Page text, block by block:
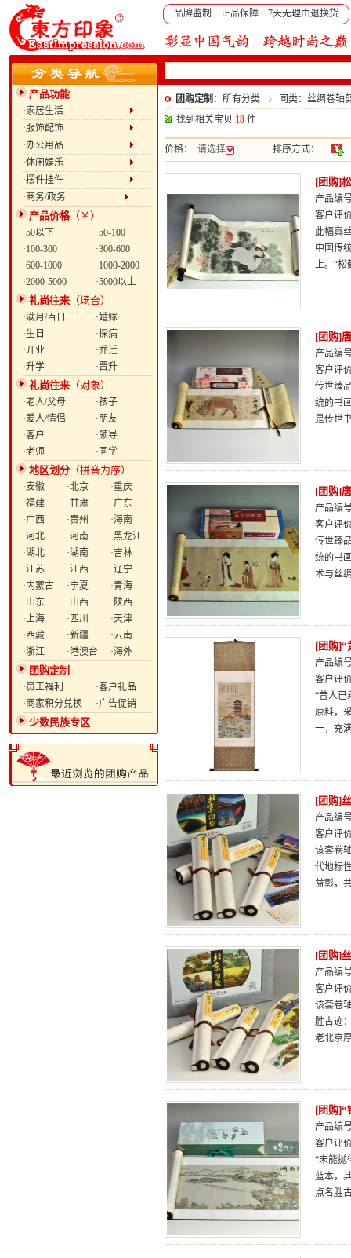
品牌监制 正品保障 7天无理由退换货
产品功能
·家居生活
·服饰配饰
·办公用品
·休闲娱乐
·摆件挂件
·商务/政务
产品价格（￥）
·50以下
·50-100
·100-300
·300-600
·600-1000
·1000-2000
·2000-5000
·5000以上
礼尚往来 （场合）
·满月/百日
·婚嫁
·生日
·探病
·开业
·乔迁
·升学
·晋升
礼尚往来 （对象）
·老人/父母
·孩子
·爱人/情侣
·朋友
·客户
·领导
·老师
·同学
地区划分 （拼音为序）
·安徽 ·北京
·重庆
·福建
·甘肃
·广东
·广西
·贵州
·海南
·河北
·河南
·黑龙江
·湖北
·湖南
·吉林
·江苏
·江西
·辽宁
·内蒙古
·宁夏
·青海
·山东
·山西
·陕西
·上海
·四川
·天津
·西藏
·新疆
·云南
·浙江
·港澳台 ·海外
团购定制
·员工福利
·客户礼品
·商家积分兑换
·广告促销
少数民族专区
团购定制 ：所有分类
同类：丝绸卷轴
找到相关宝贝 18 件
价格： 请选择 排序方式：
[团购]
产品编
客户评
此幅真
中国传
上。“松
[团购]
产品编
客户评
传世臻
统的书
是传世
[团购]
产品编
客户评
传世臻
统的书
术与丝
[团购]“
产品编
客户评
“昔人已
原料，
一，充
[团购]
产品编
客户评
该套卷
代地标
益彰，
[团购]
产品编
客户评
该套卷
胜古迹
老北京
[团购]“
产品编
客户评
“未能抛
蓝本，
点名胜